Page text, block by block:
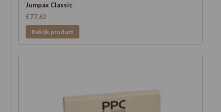
Jumpax Classic
€77,62
Bekijk product